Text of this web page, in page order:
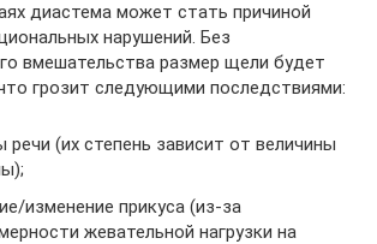
диастема может стать причиной
нарушений. Без
вмешательства размер щели будет
грозит следующими последствиями:
речи (их степень зависит от величины
изменение прикуса (из-за
жевательной нагрузки на